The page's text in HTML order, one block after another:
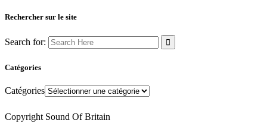
Rechercher sur le site
Search for:
Catégories
Catégories
Copyright Sound Of Britain